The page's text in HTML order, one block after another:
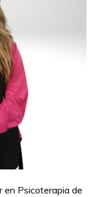
en Psicoterapia de